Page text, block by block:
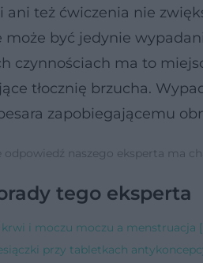
ani też ćwiczenia nie
może być jedynie
czynnościach ma to
tłocznię brzucha.
zapobiegającemu
odpowiedź naszego eksperta ma
tego eksperta
krwi i moczu moczu a menstruacja
przy tabletkach